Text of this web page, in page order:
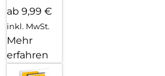
ab 9,99 €
inkl. MwSt.
Mehr
erfahren